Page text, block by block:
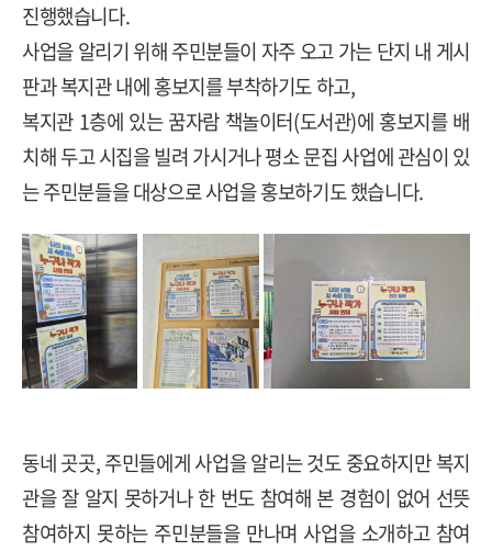
진행했습니다.
사업을 알리기 위해 주민분들이 자주 오고 가는 단지 내 게시
판과 복지관 내에 홍보지를 부착하기도 하고,
복지관 1층에 있는 꿈자람 책놀이터(도서관)에 홍보지를 배
치해 두고 시집을 빌려 가시거나 평소 문집 사업에 관심이 있
는 주민분들을 대상으로 사업을 홍보하기도 했습니다.
동네 곳곳,주민들에게 사업을 알리는 것도 중요하지만 복지
관을 잘 알지 못하거나 한 번도 참여해 본 경험이 없어 선뜻
참여하지 못하는 주민분들을 만나며 사업을 소개하고 참여